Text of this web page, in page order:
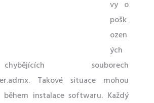
vy o
pošk
ozen
ých
souborech
Takové situace mohou
instalace softwaru. Každý